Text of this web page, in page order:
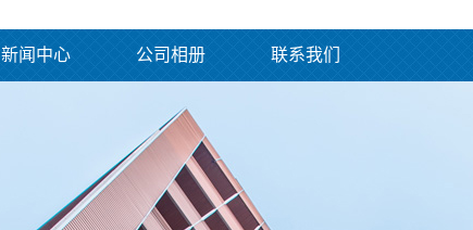
新闻中心 公司相册 联系我们